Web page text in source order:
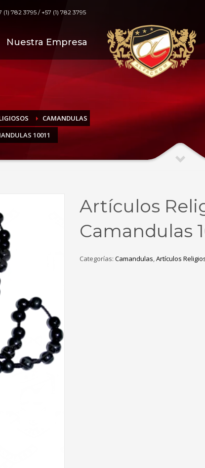
(1) 782 3795 / +57 (1) 782 3795
Nuestra Empresa
CAMANDULAS
10011
Artículos
Camandulas
Categorías: Camandulas,Artículos